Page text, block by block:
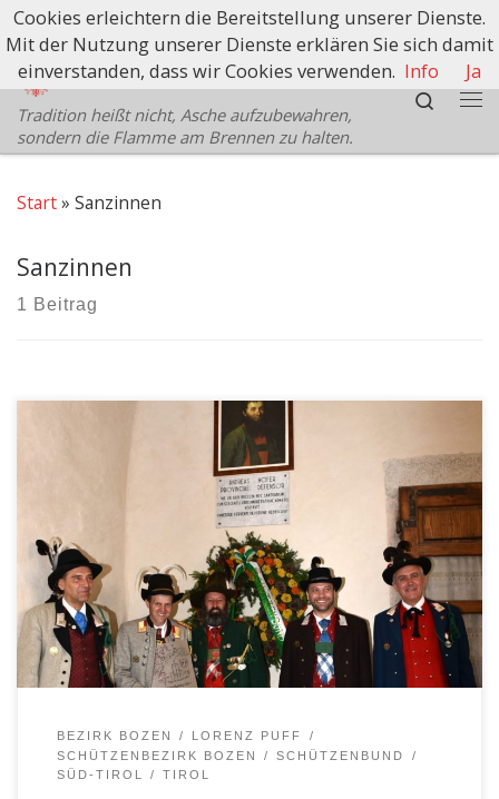
Zum Inhalt springen
Schützenbezirk Bozen
Tradition heißt nicht, Asche aufzubewahren,
sondern die Flamme am Brennen zu halten.
Search
Start» Sanzinnen
Sanzinnen
1 Beitrag
Da die Straße zum Wallfahrtsort St. Romedius wegen
Steinschlags in letzter Zeit gesperrt war, wartete heuer
die Andreas-Hofer-Feier des Welschtiroler
Schützenbundes mit einigen Neuerungen auf. Man wich
auf die Basilika von Sanzeno aus.
BEZIRK BOZEN
LORENZ PUFF
SCHÜTZENBEZIRK BOZEN
SCHÜTZENBUND
SÜD-TIROL
TIROL
Cookies erleichtern die Bereitstellung unserer Dienste.
Mit der Nutzung unserer Dienste erklären Sie sich damit
einverstanden, dass wir Cookies verwenden. Info Ja